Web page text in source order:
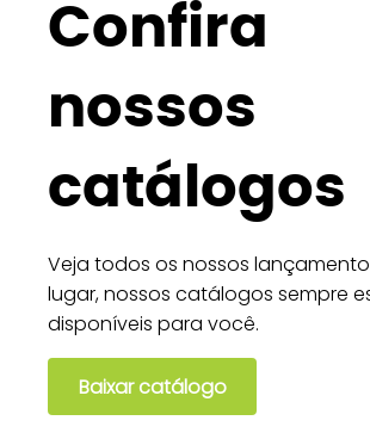
Confira
nossos
catálogos
Veja todos os nossos
lugar, nossos catálogos sempre
disponíveis para você.
Baixar catálogo